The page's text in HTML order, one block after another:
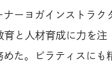
ーヨガインストラク
と人材育成に力を注
た。ピラティスにも